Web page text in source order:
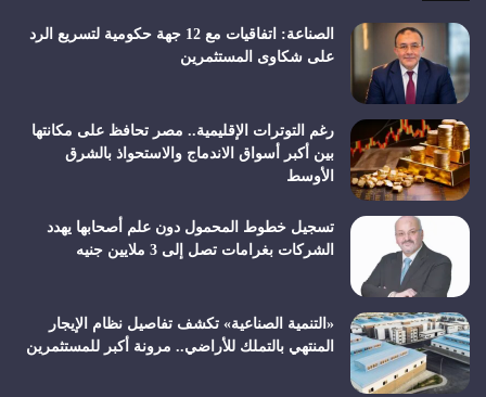
الصناعة: اتفاقيات مع 12 جهة حكومية لتسريع الرد
على شكاوى المستثمرين
رغم التوترات الإقليمية.. مصر تحافظ على مكانتها
بين أكبر أسواق الاندماج والاستحواذ بالشرق
الأوسط
تسجيل خطوط المحمول دون علم أصحابها يهدد
الشركات بغرامات تصل إلى 3 ملايين جنيه
«التنمية الصناعية» تكشف تفاصيل نظام الإيجار
المنتهي بالتملك للأراضي.. مرونة أكبر للمستثمرين